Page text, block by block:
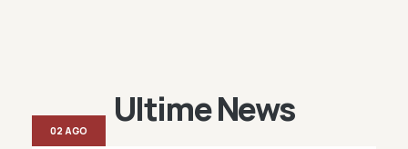
Ultime News
02 AGO